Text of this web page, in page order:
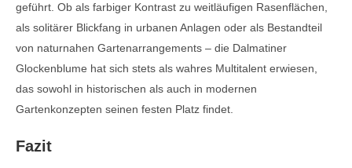
geführt. Ob als farbiger Kontrast zu weitläufigen Rasenflächen,
als solitärer Blickfang in urbanen Anlagen oder als Bestandteil
von naturnahen Gartenarrangements – die Dalmatiner
Glockenblume hat sich stets als wahres Multitalent erwiesen,
das sowohl in historischen als auch in modernen
Gartenkonzepten seinen festen Platz findet.
Fazit